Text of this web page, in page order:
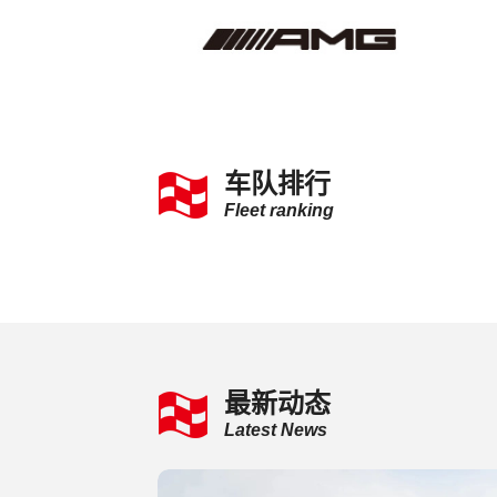
车队排行
Fleet ranking
最新动态
Latest News